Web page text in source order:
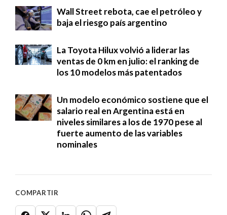
Wall Street rebota, cae el petróleo y
baja el riesgo país argentino
La Toyota Hilux volvió a liderar las
ventas de 0 km en julio: el ranking de
los 10 modelos más patentados
Un modelo económico sostiene que el
salario real en Argentina está en
niveles similares a los de 1970 pese al
fuerte aumento de las variables
nominales
COMPARTIR